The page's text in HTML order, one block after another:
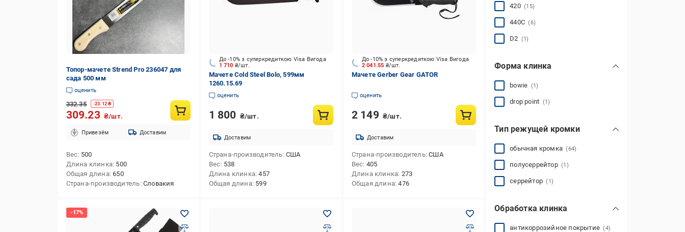
Топор-мачете Strend Pro 236047 для
сада 500 мм
оценить
332.35 -23.12₴
309.23 ₴/шт.
Привезём Доставим
Вес 500
Длина клинка 500
Общая длина 650
Страна-производитель Словакия
1 710 ₴/шт.
До -10% з суперкредиткою Visa Вигода
Мачете Cold Steel Bolo, 599мм
1260.15.69
оценить
1 800 ₴/шт.
Доставим
Страна-производитель США
Вес 538
Длина клинка 457
Общая длина 599
2 041.55 ₴/шт.
До -10% з суперкредиткою Visa Вигода
Мачете Gerber Gear GATOR
оценить
2 149 ₴/шт.
Доставим
Страна-производитель США
Вес 405
Длина клинка 273
Общая длина 476
420(15)
440С(6)
D2 (1)
Форма клинка
bowie (1)
drop point (1)
Тип режущей кромки
обычная кромка(64)
полусеррейтор(1)
серрейтор(1)
Обработка клинка
антикоррозийное покрытие(4)